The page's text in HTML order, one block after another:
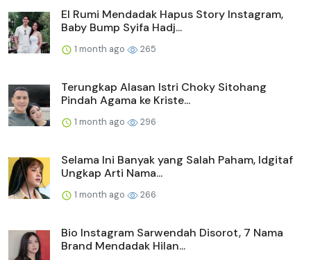
El Rumi Mendadak Hapus Story Instagram,
Baby Bump Syifa Hadj...
1 month ago 265
Terungkap Alasan Istri Choky Sitohang
Pindah Agama ke Kriste...
1 month ago 296
Selama Ini Banyak yang Salah Paham, Idgitaf
Ungkap Arti Nama...
1 month ago 266
Bio Instagram Sarwendah Disorot, 7 Nama
Brand Mendadak Hilan...